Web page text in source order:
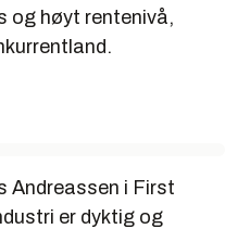
og høyt rentenivå,
Andreassen i First
er dyktig og